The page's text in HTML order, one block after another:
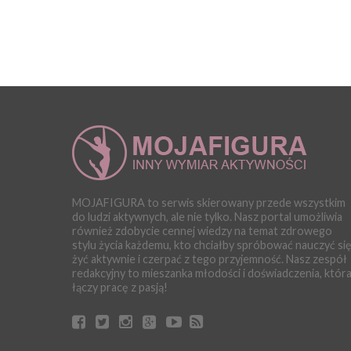
MOJAFIGURA to serwis skierowany przede wszystkim
do ludzi aktywnych, ale nie tylko. Nasz portal umożliwia
również zdobycie cennej wiedzy na temat zdrowego
stylu życia każdemu, kto chciałby spróbować nauczyć się
żyć aktywnie i czerpać z tego przyjemność. Nasz zespół
redakcyjny to mieszanka młodości i doświadczenia, która
łączy pracę z pasją!